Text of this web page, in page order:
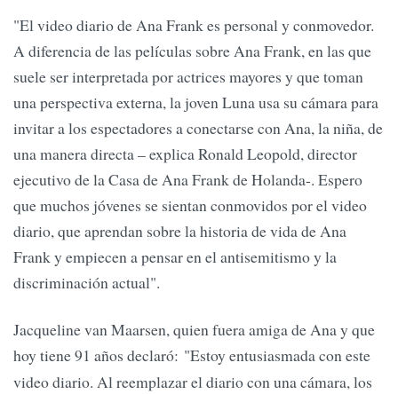
"El video diario de Ana Frank es personal y conmovedor.
A diferencia de las películas sobre Ana Frank, en las que
suele ser interpretada por actrices mayores y que toman
una perspectiva externa, la joven Luna usa su cámara para
invitar a los espectadores a conectarse con Ana, la niña, de
una manera directa – explica Ronald Leopold, director
ejecutivo de la Casa de Ana Frank de Holanda-. Espero
que muchos jóvenes se sientan conmovidos por el video
diario, que aprendan sobre la historia de vida de Ana
Frank y empiecen a pensar en el antisemitismo y la
discriminación actual".
Jacqueline van Maarsen, quien fuera amiga de Ana y que
hoy tiene91 años declaró: "Estoy entusiasmada con este
video diario. Al reemplazar el diario con una cámara, los